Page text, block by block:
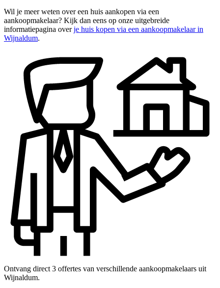
Wil je meer weten over een huis aankopen via een
aankoopmakelaar? Kijk dan eens op onze uitgebreide
informatiepagina overje huis kopen via een aankoopmakelaar in
Wijnaldum.
Ontvang direct 3 offertes van verschillende aankoopmakelaars uit
Wijnaldum.